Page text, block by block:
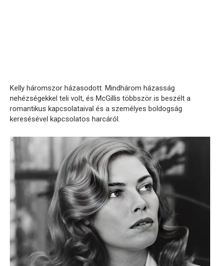
Kelly háromszor házasodott. Mindhárom házasság
nehézségekkel teli volt, és McGillis többször is beszélt a
romantikus kapcsolataival és a személyes boldogság
keresésével kapcsolatos harcáról.